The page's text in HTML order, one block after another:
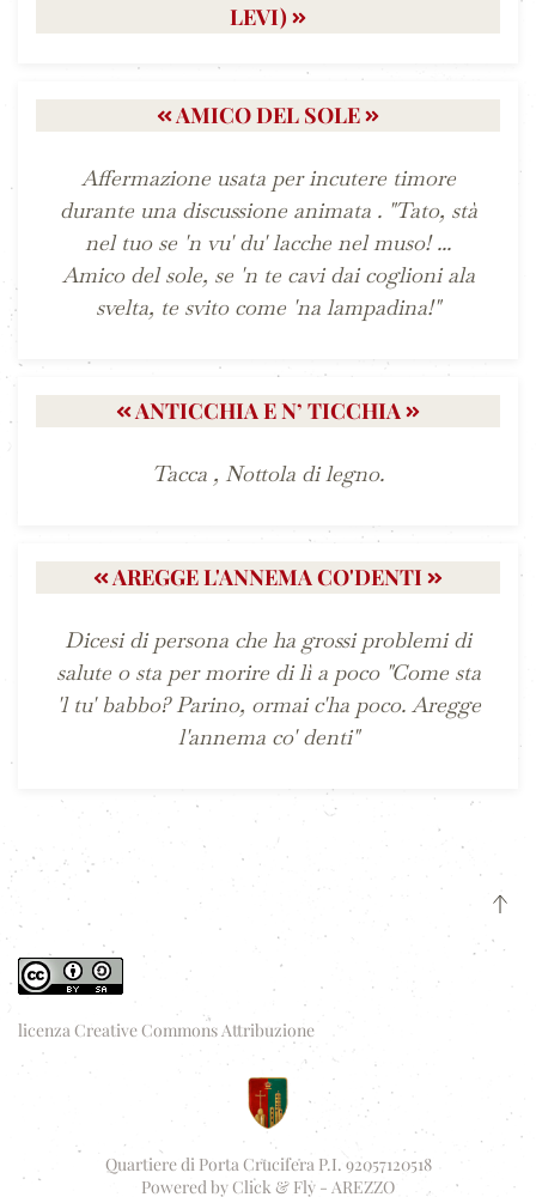
LEVI)
AMICO DEL SOLE
Affermazione usata per incutere timore
durante una discussione animata . "Tato, stà
nel tuo se 'n vu' du' lacche nel muso! ...
Amico del sole, se 'n te cavi dai coglioni ala
svelta, te svito come 'na lampadina!"
ANTICCHIA E N’ TICCHIA
Tacca , Nottola di legno.
AREGGE L'ANNEMA CO'DENTI
Dicesi di persona che ha grossi problemi di
salute o sta per morire di lì a poco "Come sta
'l tu' babbo? Parino, ormai c'ha poco. Aregge
l'annema co' denti"
licenza Creative Commons Attribuzione
Quartiere di Porta Crucifera P.I. 92057120518
Powered byClick & Fly - AREZZO